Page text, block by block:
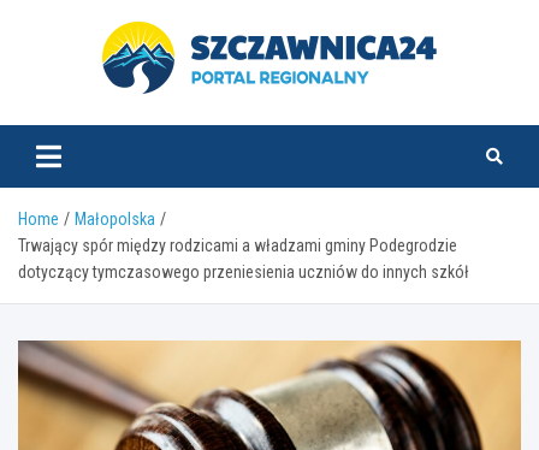
szczawnica24.pl
Home
Małopolska
Trwający spór między rodzicami a władzami gminy Podegrodzie
dotyczący tymczasowego przeniesienia uczniów do innych szkół